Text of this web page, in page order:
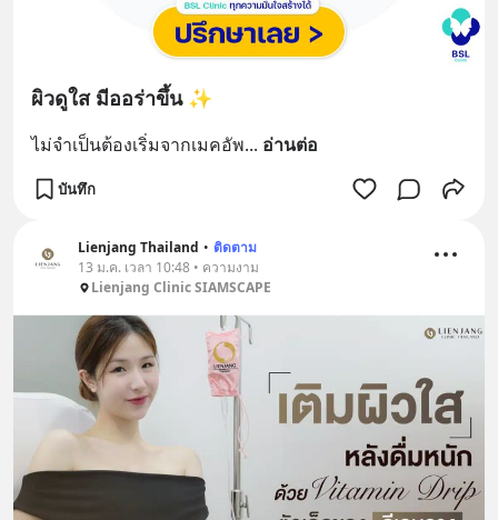
ผิวดูใส มีออร่าขึ้น ✨
ไม่จำเป็นต้องเริ่มจากเมคอัพ... อ่านต่อ
บันทึก
Lienjang Thailand • ติดตาม
13 ม.ค. เวลา 10:48 • ความงาม
Lienjang Clinic SIAMSCAPE